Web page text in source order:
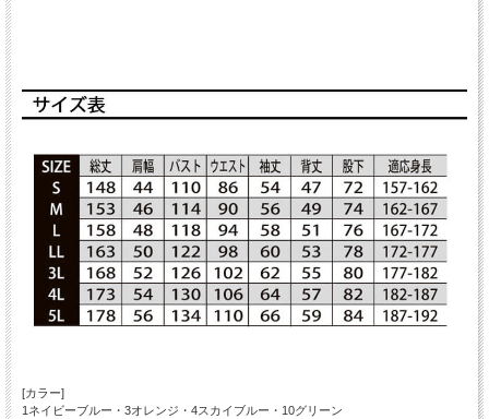
[カラー]
1ネイビーブルー・3オレンジ・4スカイブルー・10グリーン